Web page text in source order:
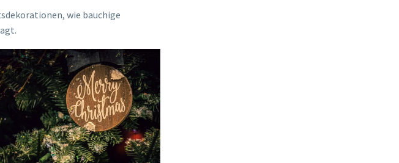
wie bauchige